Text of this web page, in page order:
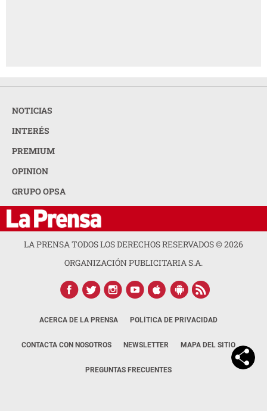
NOTICIAS
INTERÉS
PREMIUM
OPINION
GRUPO OPSA
LA PRENSA TODOS LOS DERECHOS RESERVADOS ©2026
ORGANIZACIÓN PUBLICITARIA S.A.
ACERCA DE LA PRENSA POLÍTICA DE PRIVACIDAD
CONTACTA CON NOSOTROS NEWSLETTER MAPA DEL SITIO
PREGUNTAS FRECUENTES